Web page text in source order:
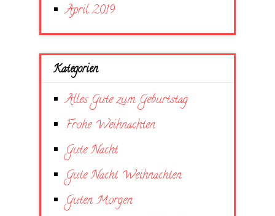
April 2019
Kategorien
Alles Gute zum Geburtstag
Frohe Weihnachten
Gute Nacht
Gute Nacht Weihnachten
Guten Morgen